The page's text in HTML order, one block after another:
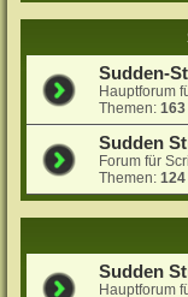
Sudden-
Hauptforum
Themen:163
Sudden
Forum für
Themen:124
Sudden
Hauptforum